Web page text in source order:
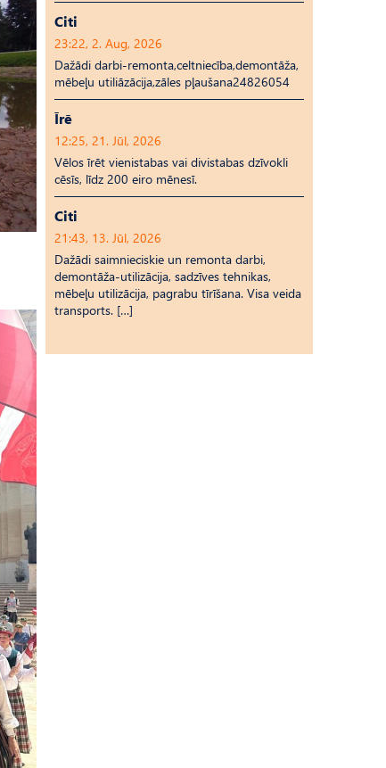
Citi
23:22, 2. Aug, 2026
Dažādi darbi-remonta,celtniecība,demontāža,
mēbeļu utiliāzācija,zāles pļaušana24826054
Īrē
12:25, 21. Jūl, 2026
Vēlos īrēt vienistabas vai divistabas dzīvokli
cēsīs, līdz 200 eiro mēnesī.
Citi
21:43, 13. Jūl, 2026
Dažādi saimnieciskie un remonta darbi,
demontāža-utilizācija, sadzīves tehnikas,
mēbeļu utilizācija, pagrabu tīrīšana. Visa veida
transports. […]